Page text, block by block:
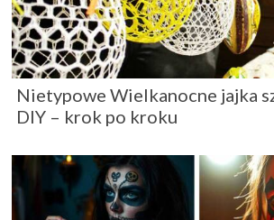
Nietypowe Wielkanocne jajka
DIY – krok po kroku